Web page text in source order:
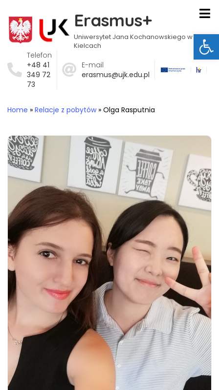
Erasmus+
Uniwersytet Jana Kochanowskiego w
Kielcach
Telefon
+48 41
349 72
73
E-mail
erasmus@ujk.edu.pl
Home » Relacje z pobytów» Olga Rasputnia